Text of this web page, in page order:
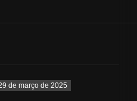
de março de 2025